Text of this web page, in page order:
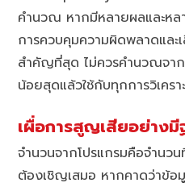
คำนวณ หากมีหลายผลและห
การควบคุมความผิดพลาดและ
สำคัญที่สุด ไม่ควรคำนวณจา
น้อยสุดแล้วใช้กับทุกการวิเครา
เผื่อการสูญเสียอย่างมี
จำนวนจากโปรแกรมคือจำนวน
ต้องเชิญเสมอ หากคาดว่าข้อ